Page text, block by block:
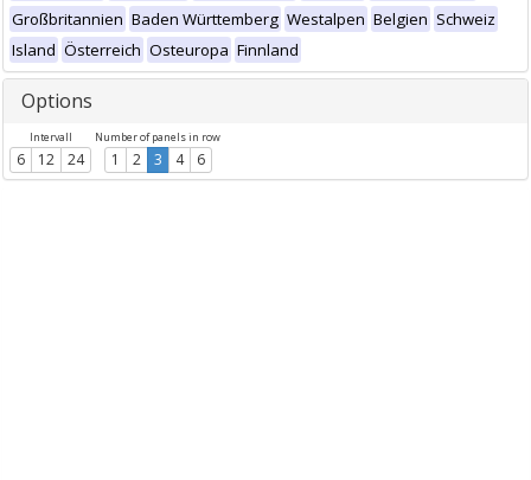
Großbritannien Baden Württemberg Westalpen Belgien Schweiz
Island Österreich Osteuropa Finnland
Options
Intervall
6 12 24
Number of panels in row
1 2 3 4 6